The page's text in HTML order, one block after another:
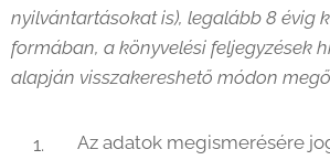
nyilvántartásokat is), legalább 8 évig
formában, a könyvelési feljegyzések
alapján visszakereshető módon
Az adatok megismerésére